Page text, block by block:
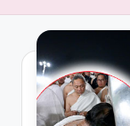
B
e
ri
t